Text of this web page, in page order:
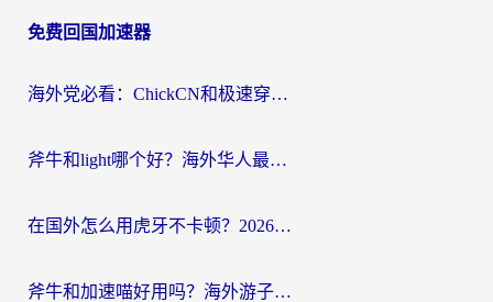
导
免费回国加速器
海外党必看：ChickCN和极速穿梭VPN好用吗？3招教你选对回国加速器无缝刷国内资源
斧牛和light哪个好？海外华人最关心的回国加速器选择难题，一篇讲透
在国外怎么用虎牙不卡顿？2026海外华人亲测有效的回国加速器选择指南
斧牛和加速喵好用吗？海外游子的真实选择困境